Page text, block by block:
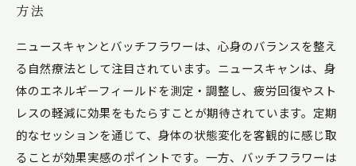
方法
ニュースキャンとバッチフラワーは、心身のバランスを整え
る自然療法として注目されています。ニュースキャンは、身
体のエネルギーフィールドを測定・調整し、疲労回復やスト
レスの軽減に効果をもたらすことが期待されています。定期
的なセッションを通じて、身体の状態変化を客観的に感じ取
ることが効果実感のポイントです。一方、バッチフラワーは